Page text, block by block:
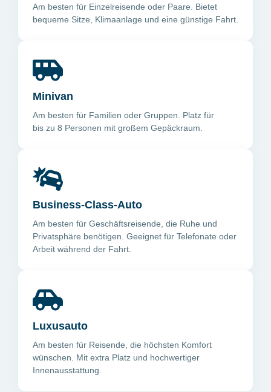
Am besten für Einzelreisende oder Paare. Bietet
bequeme Sitze, Klimaanlage und eine günstige Fahrt.
Minivan
Am besten für Familien oder Gruppen. Platz für
bis zu 8 Personen mit großem Gepäckraum.
Business-Class-Auto
Am besten für Geschäftsreisende, die Ruhe und
Privatsphäre benötigen. Geeignet für Telefonate oder
Arbeit während der Fahrt.
Luxusauto
Am besten für Reisende, die höchsten Komfort
wünschen. Mit extra Platz und hochwertiger
Innenausstattung.